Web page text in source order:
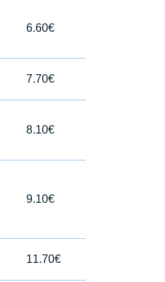
6.60€
7.70€
8.10€
9.10€
11.70€